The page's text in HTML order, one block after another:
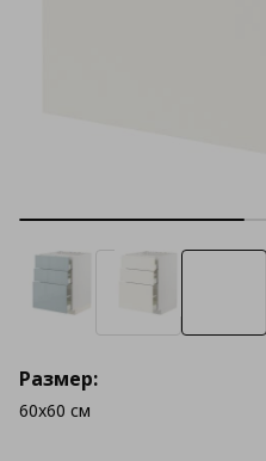
Размер:
60x60 см